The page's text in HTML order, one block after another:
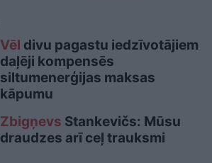
Vēl divu pagastu iedzīvotājiem
daļēji kompensēs
siltumenerģijas maksas
kāpumu
Zbigņevs Stankevičs: Mūsu
draudzes arī ceļ trauksmi